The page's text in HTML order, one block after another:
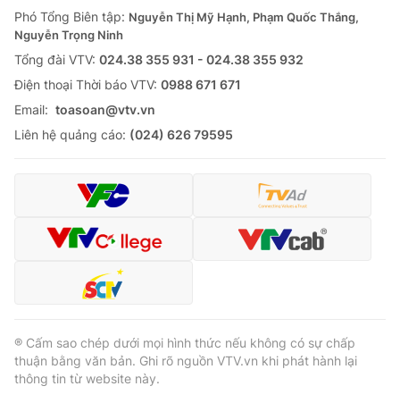
Phó Tổng Biên tập: Nguyễn Thị Mỹ Hạnh, Phạm Quốc Thắng,
Nguyễn Trọng Ninh
Tổng đài VTV: 024.38 355 931 - 024.38 355 932
Ðiện thoại Thời báo VTV: 0988 671 671
Email: toasoan@vtv.vn
Liên hệ quảng cáo: (024) 626 79595
® Cấm sao chép dưới mọi hình thức nếu không có sự chấp
thuận bằng văn bản. Ghi rõ nguồn VTV.vn khi phát hành lại
thông tin từ website này.